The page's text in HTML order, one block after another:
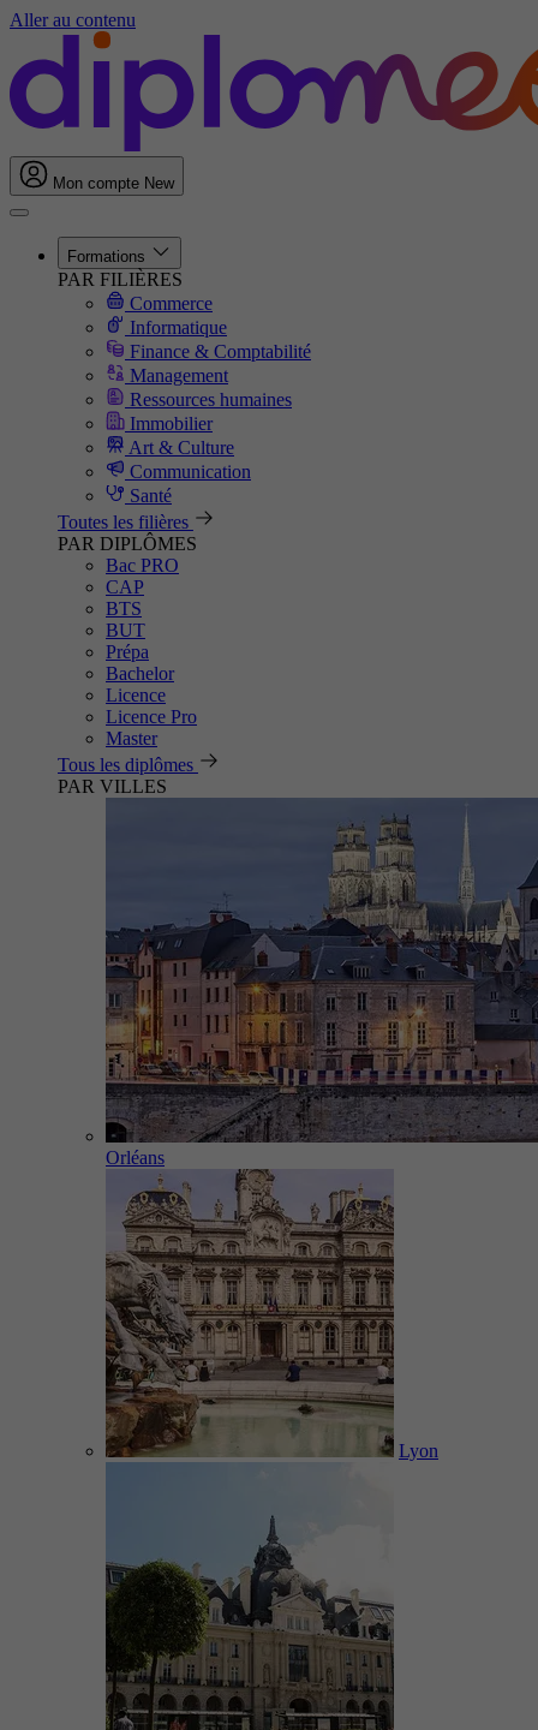
Aller au contenu
Mon compte New
Formations
PAR FILIÈRES
Commerce
Informatique
Finance & Comptabilité
Management
Ressources humaines
Immobilier
Art & Culture
Communication
Santé
Toutes les filières
PAR DIPLÔMES
Bac PRO
CAP
BTS
BUT
Prépa
Bachelor
Licence
Licence Pro
Master
Tous les diplômes
PAR VILLES
Orléans
Lyon